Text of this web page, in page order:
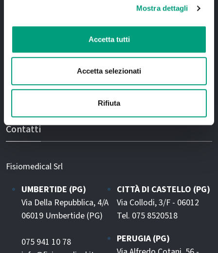
Mostra dettagli
Accetta tutti
Accetta selezionati
Rifiuta
Polispecialistica
Analisi di Laboratorio
Palestra
Contatti
Fisiomedical Srl
UMBERTIDE (PG)
Via Della Repubblica, 4/A
06019 Umbertide (PG)
075 941 10 78
CITTÀ DI CASTELLO (PG)
Via Collodi, 3/F - 06012
Tel. 075 8520518
PERUGIA (PG)